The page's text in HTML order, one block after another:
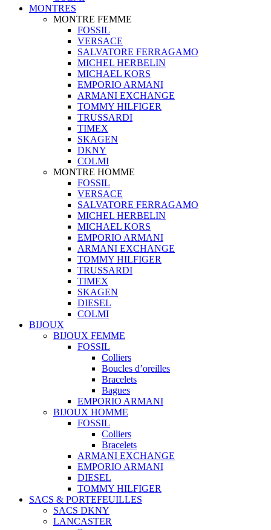
MONTRES
MONTRE FEMME
FOSSIL
VERSACE
SALVATORE FERRAGAMO
MICHEL HERBELIN
MICHAEL KORS
EMPORIO ARMANI
ARMANI EXCHANGE
TOMMY HILFIGER
TRUSSARDI
TIMEX
SKAGEN
DKNY
COLMI
MONTRE HOMME
FOSSIL
VERSACE
SALVATORE FERRAGAMO
MICHEL HERBELIN
MICHAEL KORS
EMPORIO ARMANI
ARMANI EXCHANGE
TOMMY HILFIGER
TRUSSARDI
TIMEX
SKAGEN
DIESEL
COLMI
BIJOUX
BIJOUX FEMME
FOSSIL
Colliers
Boucles d’oreilles
Bracelets
Bagues
EMPORIO ARMANI
BIJOUX HOMME
FOSSIL
Colliers
Bracelets
ARMANI EXCHANGE
EMPORIO ARMANI
DIESEL
TOMMY HILFIGER
SACS & PORTEFEUILLES
SACS DKNY
LANCASTER